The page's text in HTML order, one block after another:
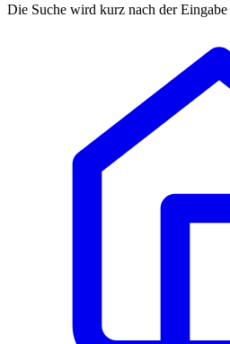
Die Suche wird kurz nach der Eingabe